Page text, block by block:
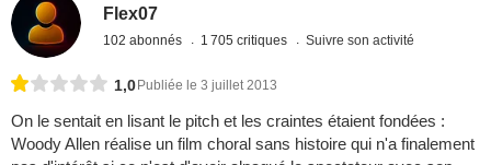
Flex07
102 abonnés 1 705 critiques Suivre son activité
1,0 Publiée le 3 juillet 2013
On le sentait en lisant le pitch et les craintes étaient fondées :
Woody Allen réalise un film choral sans histoire qui n'a finalement